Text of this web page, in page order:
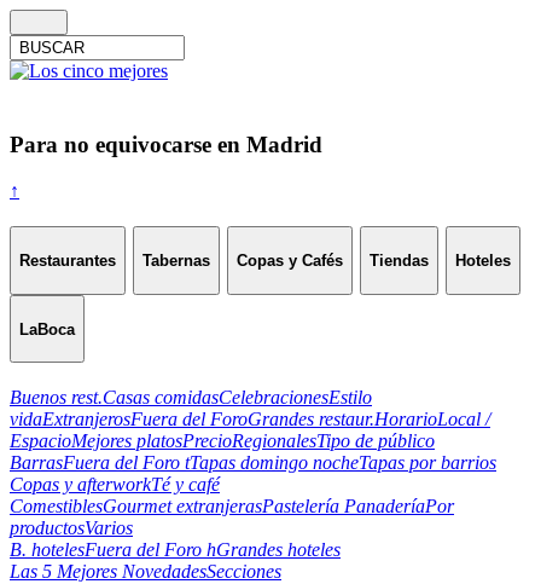
Para no equivocarse en Madrid
↑
Restaurantes Tabernas Copas y Cafés Tiendas Hoteles
LaBoca
Buenos rest.Casas comidasCelebracionesEstilo
vidaExtranjerosFuera del ForoGrandes restaur.HorarioLocal /
EspacioMejores platosPrecioRegionalesTipo de público
BarrasFuera del Foro tTapas domingo nocheTapas por barrios
Copas y afterworkTé y café
ComestiblesGourmet extranjerasPastelería PanaderíaPor
productosVarios
B. hotelesFuera del Foro hGrandes hoteles
Las 5 Mejores NovedadesSecciones